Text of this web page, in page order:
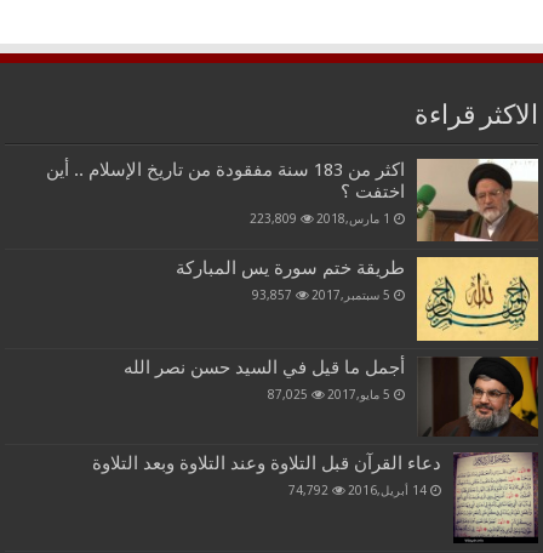
الاكثر قراءة
اكثر من 183 سنة مفقودة من تاريخ الإسلام .. أين
اختفت ؟
1 مارس,2018 223,809
طريقة ختم سورة يس المباركة
5 سبتمبر,2017 93,857
أجمل ما قيل في السيد حسن نصر الله
5 مايو,2017 87,025
دعاء القرآن قبل التلاوة وعند التلاوة وبعد التلاوة
14 أبريل,2016 74,792